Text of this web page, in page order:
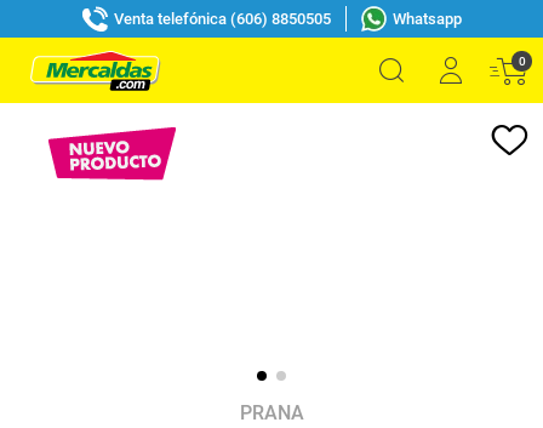
Venta telefónica (606) 8850505 Whatsapp
0
PRANA